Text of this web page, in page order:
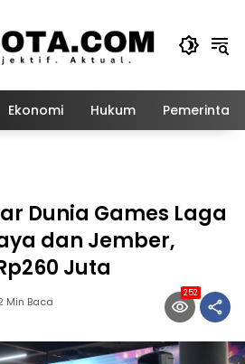
Ekonomi Hukum
Dunia Games Laga
dan Jember,
Juta
Min Baca
252